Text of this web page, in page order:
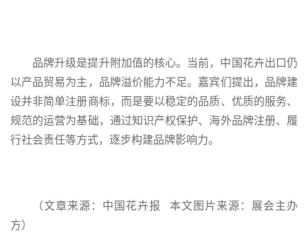
品牌升级是提升附加值的核心。当前，中国花卉出口仍
以产品贸易为主，品牌溢价能力不足。嘉宾们提出，品牌建
设并非简单注册商标，而是要以稳定的品质、优质的服务、
规范的运营为基础，通过知识产权保护、海外品牌注册、履
行社会责任等方式，逐步构建品牌影响力。
（文章来源：中国花卉报 本文图片来源：展会主办
方）